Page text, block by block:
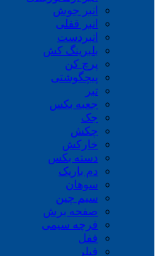
انبر جوش
انبر قفلی
انبردست
بلبرینگ کش
پرچ کن
پیچگوشتی
تبر
جعبه بکس
جک
چکش
خارکش
دسته بکس
دم باریک
سوهان
سیم چین
صفحه برش
فرچه سیمی
ففل
فیلر